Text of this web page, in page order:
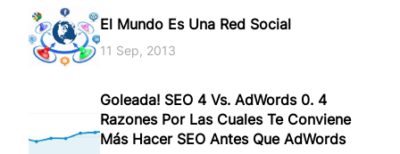
El Mundo Es Una Red Social
11 Sep, 2013
Goleada! SEO 4 Vs. AdWords 0. 4
Razones Por Las Cuales Te Conviene
Más Hacer SEO Antes Que AdWords